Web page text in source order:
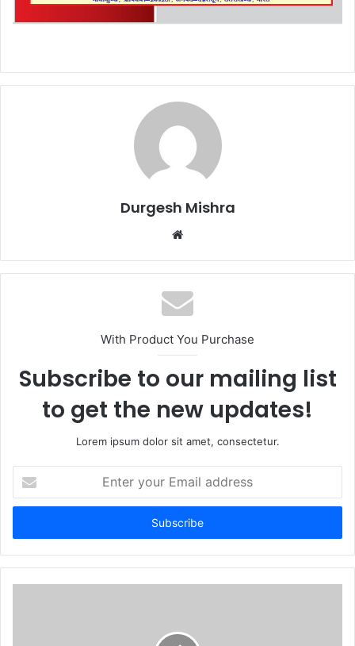
Durgesh Mishra
Website
With Product You Purchase
Subscribe to our mailing list
to get the new updates!
Lorem ipsum dolor sit amet, consectetur.
your
Email